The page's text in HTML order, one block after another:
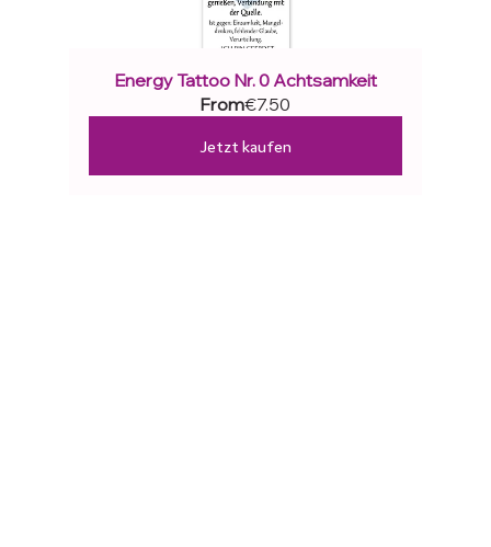
Energy Tattoo Nr. 0 Achtsamkeit
From€7.50
Jetzt kaufen